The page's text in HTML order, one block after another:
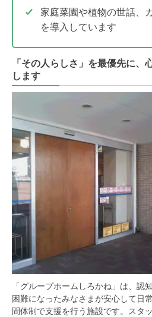
家庭菜園や植物の世話、
を導入しています
「その人らしさ」を最優先に、
します
「グループホームしろかね」は、認
困難になったみなさまが安心して日
間体制で支援を行う施設です。スタ